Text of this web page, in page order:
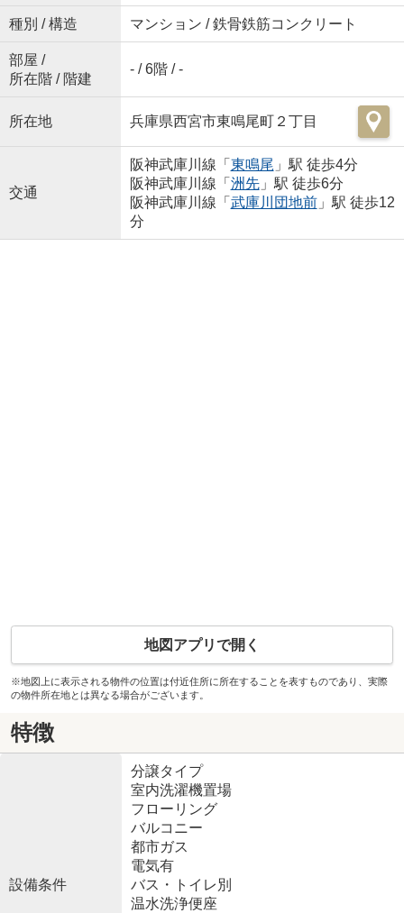
種別 / 構造 マンション / 鉄骨鉄筋コンクリート
部屋 /
所在階 / 階建
- / 6階 / -
所在地 兵庫県西宮市東鳴尾町２丁目
交通
阪神武庫川線「 東鳴尾 」駅 徒歩4分
阪神武庫川線「 洲先」駅 徒歩6分
阪神武庫川線「 武庫川団地前」駅 徒歩12
分
地図アプリで開く
※地図上に表示される物件の位置は付近住所に所在することを表すものであり、実際
の物件所在地とは異なる場合がございます。
特徴
設備条件
分譲タイプ
室内洗濯機置場
フローリング
バルコニー
都市ガス
電気有
バス・トイレ別
温水洗浄便座